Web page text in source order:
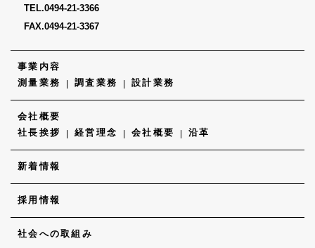
TEL.0494-21-3366
FAX.0494-21-3367
事業内容
測量業務
調査業務 設計業務
会社概要
社長挨拶
経営理念 会社概要 沿革
新着情報
採用情報
社会への取組み